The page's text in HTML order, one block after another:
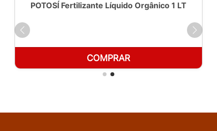
POTOSÍ Fertilizante Líquido Orgânico 1 LT
COMPRAR